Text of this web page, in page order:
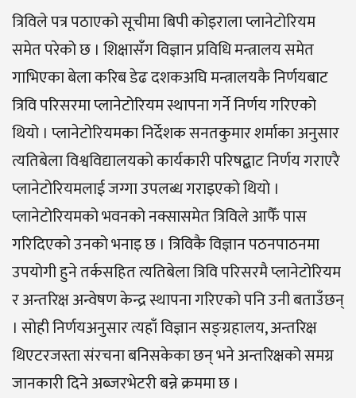
त्रिविले पत्र पठाएको सूचीमा बिपी कोइराला प्लानेटोरियम
समेत परेको छ । शिक्षासँग विज्ञान प्रविधि मन्त्रालय समेत
गाभिएका बेला करिब डेढ दशकअघि मन्त्रालयकै निर्णयबाट
त्रिवि परिसरमा प्लानेटोरियम स्थापना गर्ने निर्णय गरिएको
थियो । प्लानेटोरियमका निर्देशक सनतकुमार शर्माका अनुसार
त्यतिबेला विश्वविद्यालयको कार्यकारी परिषद्बाट निर्णय गराएरै
प्लानेटोरियमलाई जग्गा उपलब्ध गराइएको थियो ।
प्लानेटोरियमको भवनको नक्सासमेत त्रिविले आफैँ पास
गरिदिएको उनको भनाइ छ । त्रिविकै विज्ञान पठनपाठनमा
उपयोगी हुने तर्कसहित त्यतिबेला त्रिवि परिसरमै प्लानेटोरियम
र अन्तरिक्ष अन्वेषण केन्द्र स्थापना गरिएको पनि उनी बताउँछन्
। सोही निर्णयअनुसार त्यहाँ विज्ञान सङ्ग्रहालय, अन्तरिक्ष
थिएटरजस्ता संरचना बनिसकेका छन् भने अन्तरिक्षको समग्र
जानकारी दिने अब्जरभेटरी बन्ने क्रममा छ ।